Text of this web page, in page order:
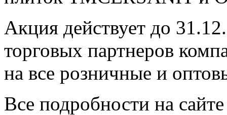
Акция действует до
торговых партнеров
на все розничные и
Все подробности на сайте